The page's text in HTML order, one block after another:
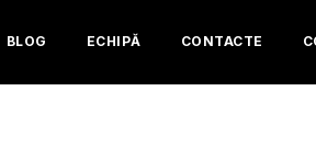
BLOG ECHIPĂ CONTACTE